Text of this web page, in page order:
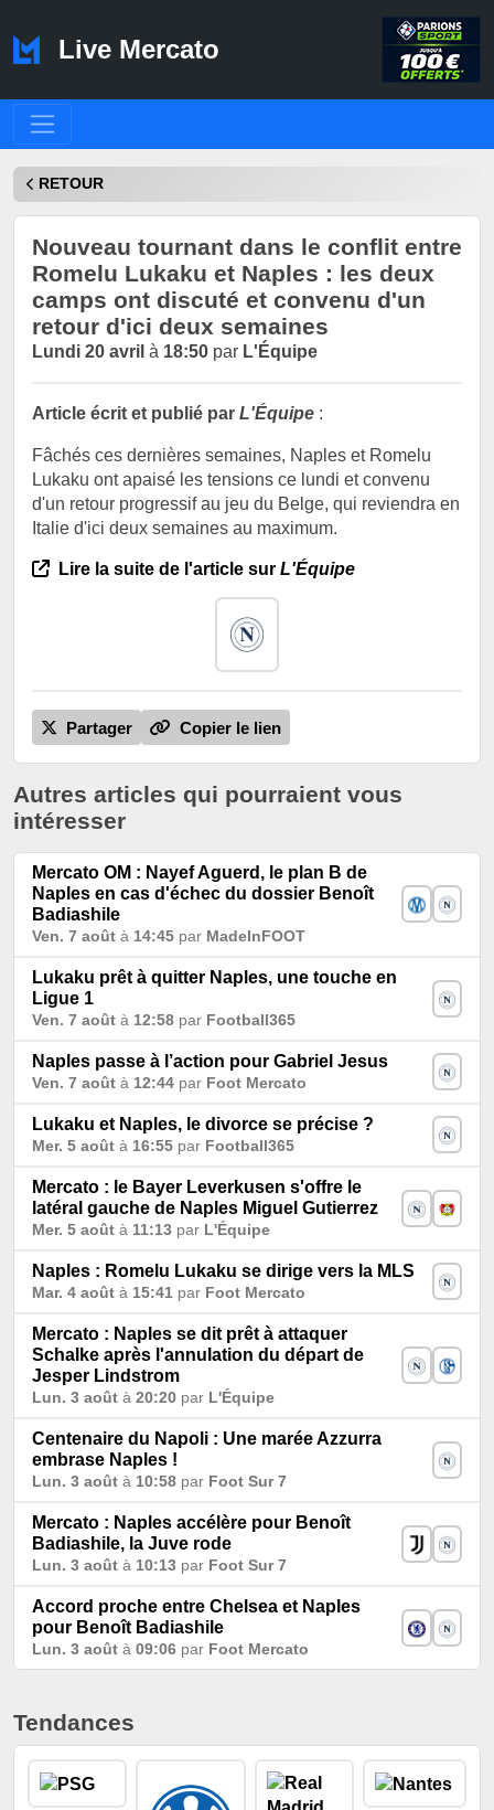
Live Mercato
RETOUR
Nouveau tournant dans le conflit entre
Romelu Lukaku et Naples : les deux
camps ont discuté et convenu d'un
retour d'ici deux semaines
Lundi 20 avril à 18:50 par L'Équipe
Article écrit et publié par L'Équipe :
Fâchés ces dernières semaines, Naples et Romelu
Lukaku ont apaisé les tensions ce lundi et convenu
d'un retour progressif au jeu du Belge, qui reviendra en
Italie d'ici deux semaines au maximum.
Lire la suite de l'article sur L'Équipe
Partager Copier le lien
Autres articles qui pourraient vous
intéresser
Mercato OM : Nayef Aguerd, le plan B de
Naples en cas d'échec du dossier Benoît
Badiashile
Ven. 7 août à 14:45 par MadeInFOOT
Lukaku prêt à quitter Naples, une touche en
Ligue 1
Ven. 7 août à 12:58 par Football365
Naples passe à l’action pour Gabriel Jesus
Ven. 7 août à 12:44 par Foot Mercato
Lukaku et Naples, le divorce se précise ?
Mer. 5 août à 16:55 par Football365
Mercato : le Bayer Leverkusen s'offre le
latéral gauche de Naples Miguel Gutierrez
Mer. 5 août à 11:13 par L'Équipe
Naples : Romelu Lukaku se dirige vers la MLS
Mar. 4 août à 15:41 par Foot Mercato
Mercato : Naples se dit prêt à attaquer
Schalke après l'annulation du départ de
Jesper Lindstrom
Lun. 3 août à 20:20 par L'Équipe
Centenaire du Napoli : Une marée Azzurra
embrase Naples !
Lun. 3 août à 10:58 par Foot Sur 7
Mercato : Naples accélère pour Benoît
Badiashile, la Juve rode
Lun. 3 août à 10:13 par Foot Sur 7
Accord proche entre Chelsea et Naples
pour Benoît Badiashile
Lun. 3 août à 09:06 par Foot Mercato
Tendances